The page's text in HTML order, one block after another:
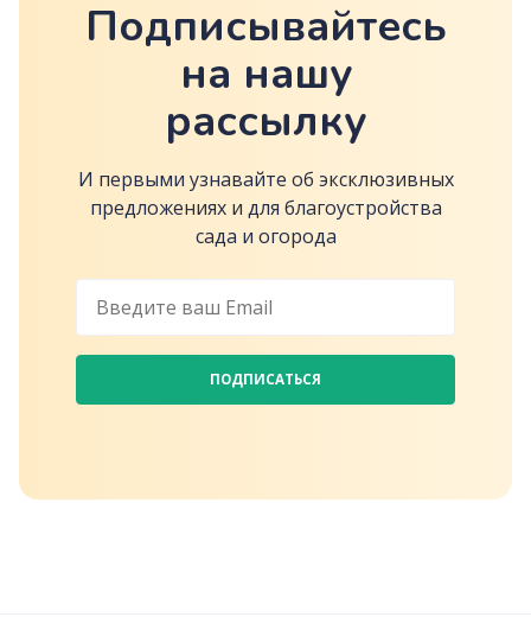
Подписывайтесь
на нашу
рассылку
И первыми узнавайте об эксклюзивных
предложениях и для благоустройства
сада и огорода
ПОДПИСАТЬСЯ